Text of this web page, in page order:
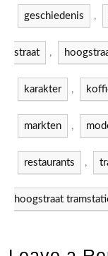
geschiedenis ,
straat ,
karakter ,
markten ,
restaurants ,
hoogstraat